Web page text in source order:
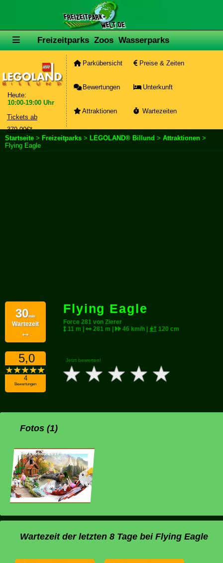
Freizeitparks Zoos Wasserparks
Heute:
10:00-19:00 Uhr
Tickets ab
379,00€*
Parkübersicht Preise & Zeiten
Bewertungen Unterkunft
Attraktionen Wartezeiten
Startseite > Freizeitparks > LEGOLAND® Billund > Attraktionen >
Flying Eagle
30min
Wartezeit
↔
Flying Eagle
Force 281 von Zierer
11 m |
281 m | 46 km/h | 120 cm
5,0
4
Bewertungen
Jetzt bewerten!
Fotos (1)
Pressefoto 2017
Wartezeit der letzten 8 Tage bei Flying Eagle